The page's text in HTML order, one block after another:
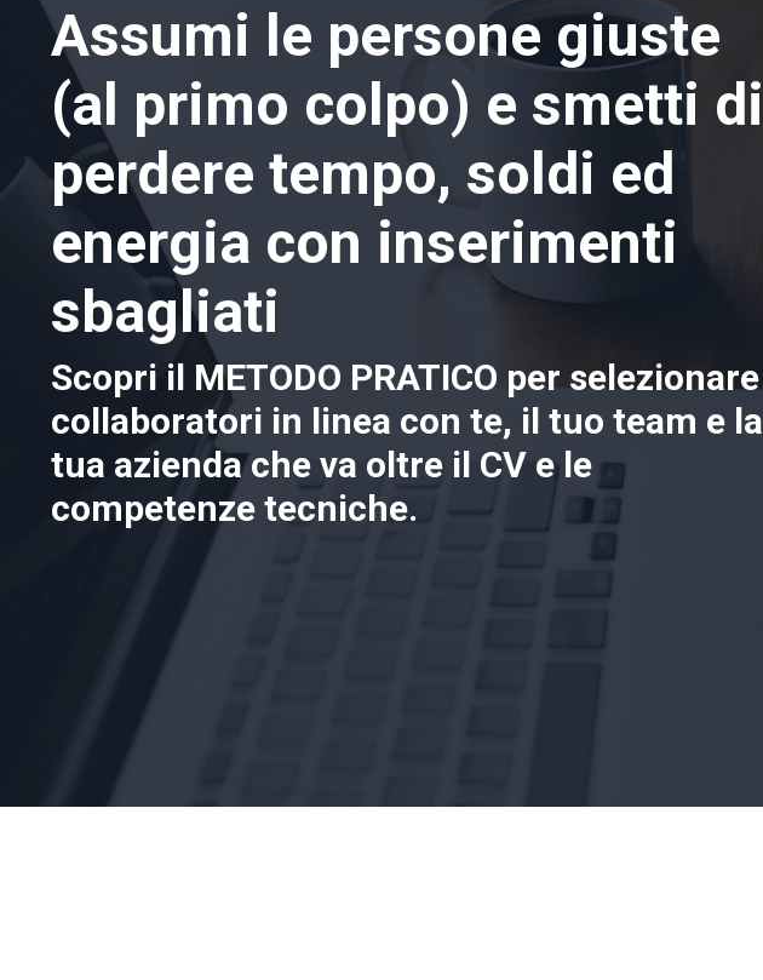
Assumi le persone giuste
(al primo colpo) e smetti di
perdere tempo, soldi ed
energia con inserimenti
sbagliati
Scopri il METODO PRATICO per selezionare
collaboratori in linea con te, il tuo team e la
tua azienda che va oltre il CV e le
competenze tecniche.